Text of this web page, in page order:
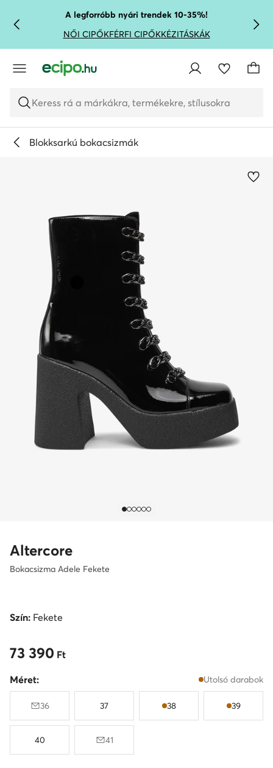
UGRÁS A FŐ TARTALOMRA
UGRÁS A KERESÉSHEZA legforróbb nyári trendek 10-35%!
NŐI CIPŐKFÉRFI CIPŐKKÉZITÁSKÁK
Keress rá a márkákra, termékekre, stílusokra
Blokksarkú bokacsizmák
Altercore
Bokacsizma Adele Fekete
Szín: Fekete
73 390 Ft
73 390 Ft
Méret: Utolsó darabok
36 37 38 39
40 41